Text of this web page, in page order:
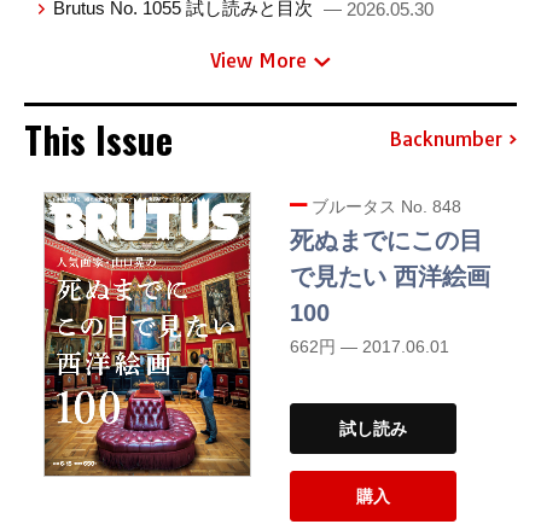
Brutus No. 1055 試し読みと目次 — 2026.05.30
View More
This Issue Backnumber
ブルータス No. 848
死ぬまでにこの目
で見たい 西洋絵画
100
662円 — 2017.06.01
試し読み
購入